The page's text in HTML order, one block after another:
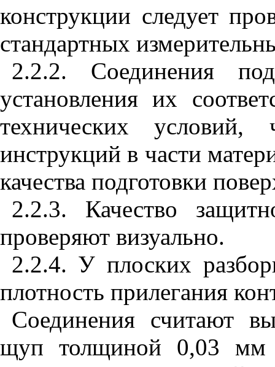
конструкции следует
стандартных
2.2.2. Соединения
установления их
технических условий,
инструкций в части
качества подготовки
2.2.3. Качество
проверяют визуально.
2.2.4. У плоских
плотность прилегания
Соединения считают
щуп толщиной 0,03 мм